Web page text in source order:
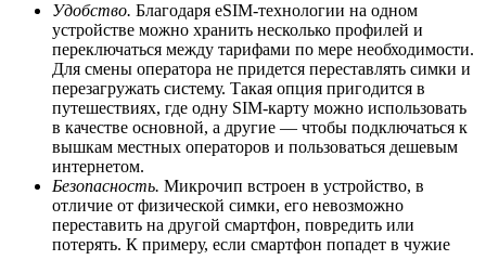
Удобство. Благодаря eSIM-технологии на одном
устройстве можно хранить несколько профилей и
переключаться между тарифами по мере необходимости.
Для смены оператора не придется переставлять симки и
перезагружать систему. Такая опция пригодится в
путешествиях, где одну SIM-карту можно использовать
в качестве основной, а другие — чтобы подключаться к
вышкам местных операторов и пользоваться дешевым
интернетом.
Безопасность. Микрочип встроен в устройство, в
отличие от физической симки, его невозможно
переставить на другой смартфон, повредить или
потерять. К примеру, если смартфон попадет в чужие